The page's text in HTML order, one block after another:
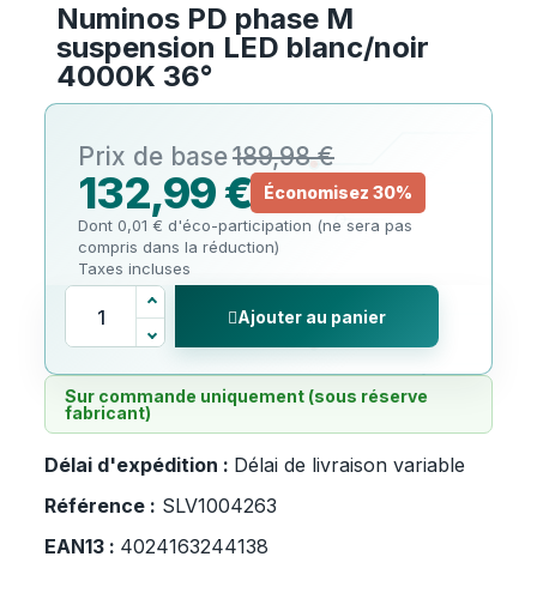
Numinos PD phase M
suspension LED blanc/noir
4000K 36°
189,98 €
132,99 € Économisez 30%
Dont 0,01 € d'éco-participation (ne sera pas
compris dans la réduction)
Taxes incluses
Ajouter au panier
Sur commande uniquement (sous réserve
fabricant)
Délai d'expédition : Délai de livraison variable
Référence : SLV1004263
EAN13 : 4024163244138